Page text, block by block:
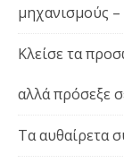
μηχανισμούς
Κλείσε τα
αλλά πρόσεξε
Τα αυθαίρετα